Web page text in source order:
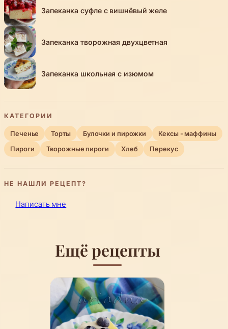
Запеканка суфле с вишнёвый желе
Запеканка творожная двухцветная
Запеканка школьная с изюмом
КАТЕГОРИИ
Печенье Торты Булочки и пирожки Кексы - маффины
Пироги Творожные пироги Хлеб Перекус
НЕ НАШЛИ РЕЦЕПТ?
Написать мне
Ещё рецепты